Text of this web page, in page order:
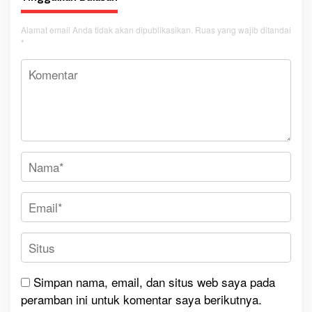
Alamat email Anda tidak akan dipublikasikan. Ruas yang wajib ditandai
*
Simpan nama, email, dan situs web saya pada
peramban ini untuk komentar saya berikutnya.